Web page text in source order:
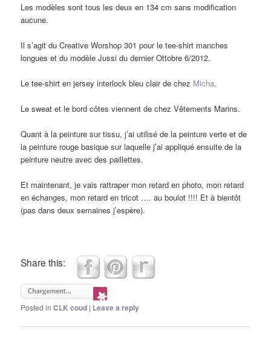
Les modèles sont tous les deux en 134 cm sans modification
aucune.
Il s’agit du Creative Worshop 301 pour le tee-shirt manches
longues et du modèle Jussi du dernier Ottobre 6/2012.
Le tee-shirt en jersey interlock bleu clair de chez Micha.
Le sweat et le bord côtes viennent de chez Vêtements Marins.
Quant à la peinture sur tissu, j’ai utilisé de la peinture verte et de
la peinture rouge basique sur laquelle j’ai appliqué ensuite de la
peinture neutre avec des paillettes.
Et maintenant, je vais rattraper mon retard en photo, mon retard
en échanges, mon retard en tricot …. au boulot !!!! Et à bientôt
(pas dans deux semaines j’espère).
Share this:
Posted in CLK coud | Leave a reply